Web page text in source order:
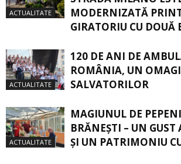
ACTUALITATE
MODERNIZATĂ
GIRATORIU CU DOUĂ
ACTUALITATE
120 DE ANI DE
ROMÂNIA, UN
SALVATORILOR
ACTUALITATE
MAGIUNUL DE
BRĂNEŞTI – UN GUST
ŞI UN PATRIMONIU